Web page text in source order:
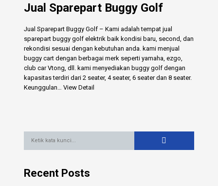
Jual Sparepart Buggy Golf
Jual Sparepart Buggy Golf – Kami adalah tempat jual
sparepart buggy golf elektrik baik kondisi baru, second, dan
rekondisi sesuai dengan kebutuhan anda. kami menjual
buggy cart dengan berbagai merk seperti yamaha, ezgo,
club car Vtong, dll. kami menyediakan buggy golf dengan
kapasitas terdiri dari 2 seater, 4 seater, 6 seater dan 8 seater.
Keunggulan…View Detail
Recent Posts